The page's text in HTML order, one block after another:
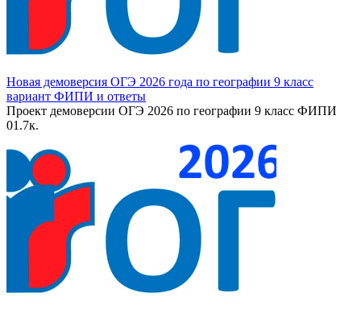
Новая демоверсия ОГЭ 2026 года по географии 9 класс
вариант ФИПИ и ответы
Проект демоверсии ОГЭ 2026 по географии 9 класс ФИПИ
01.7к.